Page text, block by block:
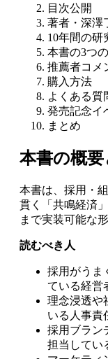
目次公開
著者・深澤
10年間の研
本書の3つ
推薦者コメ
購入方法
よくある質
発売記念イ
まとめ
本書の概
本書は、採用・
貫く「共鳴経済
まで実装可能な
読むべき人
採用がうま
ている経営
理念浸透や
いる人事責
採用ブラン
担当してい